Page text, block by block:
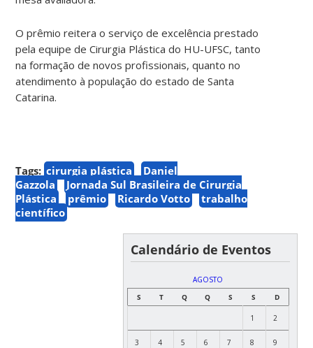
O prêmio reitera o serviço de excelência prestado
pela equipe de Cirurgia Plástica do HU-UFSC, tanto
na formação de novos profissionais, quanto no
atendimento à população do estado de Santa
Catarina.
Tags: cirurgia plástica
Daniel
Gazzola
Jornada Sul Brasileira de Cirurgia
Plástica
prêmio Ricardo Votto
trabalho
científico
Calendário de Eventos
AGOSTO
S
T Q Q S S D
1 2
3 4 5 6 7 8 9